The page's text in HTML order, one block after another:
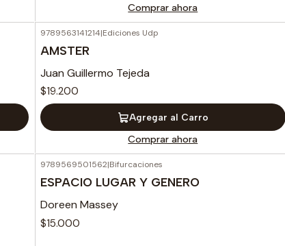
Comprar ahora
9789563141214|Ediciones Udp
AMSTER
Juan Guillermo Tejeda
$19.200
Agregar al Carro
Comprar ahora
Nuevo
9789569501562|Bifurcaciones
ESPACIO LUGAR Y GENERO
Doreen Massey
$15.000